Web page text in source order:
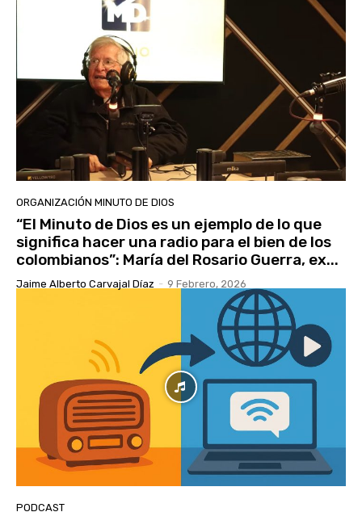
ORGANIZACIÓN MINUTO DE DIOS
“El Minuto de Dios es un ejemplo de lo que
significa hacer una radio para el bien de los
colombianos”: María del Rosario Guerra, ex...
Jaime Alberto Carvajal Díaz - 9 Febrero, 2026
PODCAST